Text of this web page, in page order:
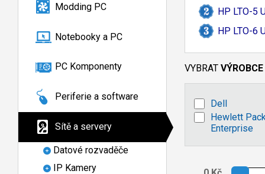
Modding PC
Notebooky a PC
PC Komponenty
Periferie a software
Sítě a servery
Datové rozvaděče
IP Kamery
HP LTO-5
HP LTO-6
VYBRAT VÝROBCE
Dell
Hewlett
Enterprise